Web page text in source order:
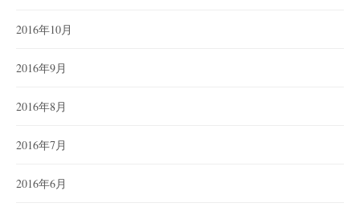
2016年10月
2016年9月
2016年8月
2016年7月
2016年6月